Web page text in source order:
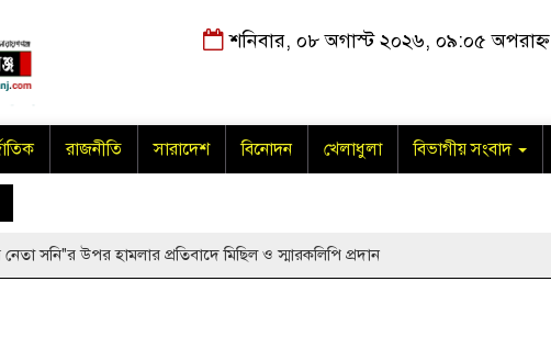
শনিবার, ০৮ অগাস্ট ২০২৬, ০৯:০৫ অপরাহ্ন
রাজনীতি সারাদেশ বিনোদন খেলাধুলা বিভাগীয় সংবাদ
সনি"র উপর হামলার প্রতিবাদে মিছিল ও স্মারকলিপি প্রদান